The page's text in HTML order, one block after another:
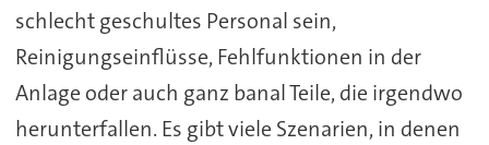
schlecht geschultes Personal sein,
Reinigungseinflüsse, Fehlfunktionen in der
Anlage oder auch ganz banal Teile, die irgendwo
herunterfallen. Es gibt viele Szenarien, in denen